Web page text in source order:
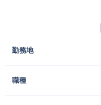
勤務地
職種